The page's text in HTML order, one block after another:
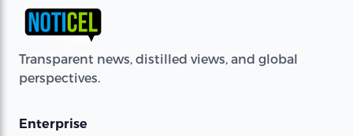
Transparent news, distilled views, and global
perspectives.
Enterprise